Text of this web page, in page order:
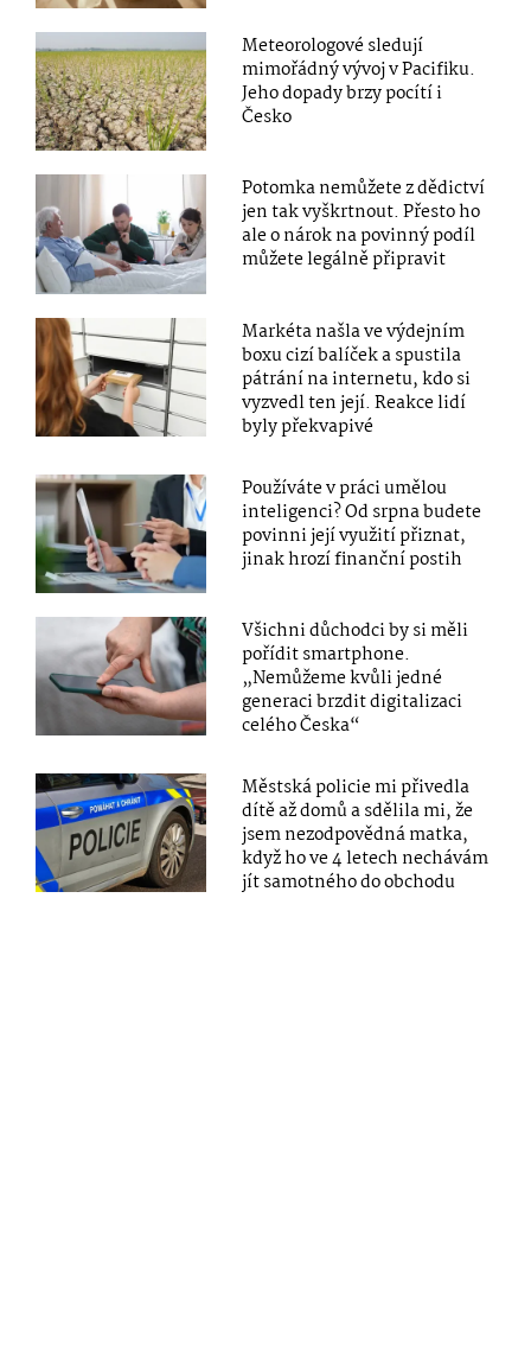
Meteorologové sledují
mimořádný vývoj v Pacifiku.
Jeho dopady brzy pocítí i
Česko
Potomka nemůžete z dědictví
jen tak vyškrtnout. Přesto ho
ale o nárok na povinný podíl
můžete legálně připravit
Markéta našla ve výdejním
boxu cizí balíček a spustila
pátrání na internetu, kdo si
vyzvedl ten její. Reakce lidí
byly překvapivé
Používáte v práci umělou
inteligenci? Od srpna budete
povinni její využití přiznat,
jinak hrozí finanční postih
Všichni důchodci by si měli
pořídit smartphone.
„Nemůžeme kvůli jedné
generaci brzdit digitalizaci
celého Česka“
Městská policie mi přivedla
dítě až domů a sdělila mi, že
jsem nezodpovědná matka,
když ho ve 4 letech nechávám
jít samotného do obchodu